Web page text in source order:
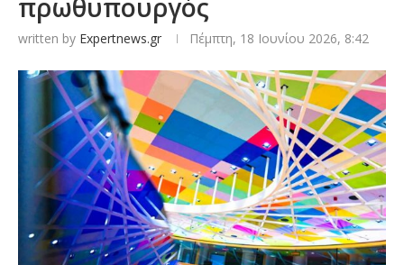
πρωθυπουργός
written by Expertnews.gr Πέμπτη, 18 Ιουνίου 2026, 8:42